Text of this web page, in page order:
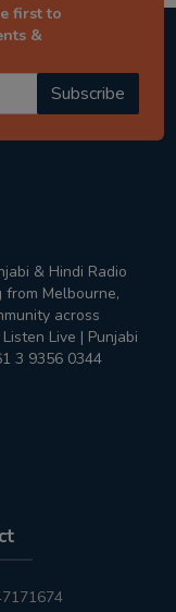
first to
&
Subscribe
& Hindi Radio
Melbourne,
across
Live | Punjabi
3 9356 0344